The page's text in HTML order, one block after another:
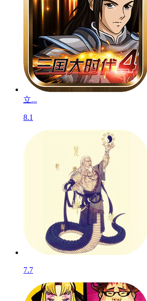
立...
8.1
7.7